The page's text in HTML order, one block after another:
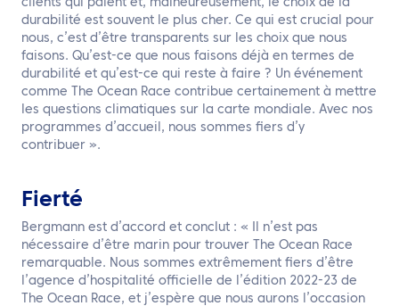
clients qui paient et, malheureusement, le choix de la
durabilité est souvent le plus cher. Ce qui est crucial pour
nous, c’est d’être transparents sur les choix que nous
faisons. Qu’est-ce que nous faisons déjà en termes de
durabilité et qu’est-ce qui reste à faire ? Un événement
comme The Ocean Race contribue certainement à mettre
les questions climatiques sur la carte mondiale. Avec nos
programmes d’accueil, nous sommes fiers d’y
contribuer ».
Fierté
Bergmann est d’accord et conclut : « Il n’est pas
nécessaire d’être marin pour trouver The Ocean Race
remarquable. Nous sommes extrêmement fiers d’être
l’agence d’hospitalité officielle de l’édition 2022-23 de
The Ocean Race, et j’espère que nous aurons l’occasion